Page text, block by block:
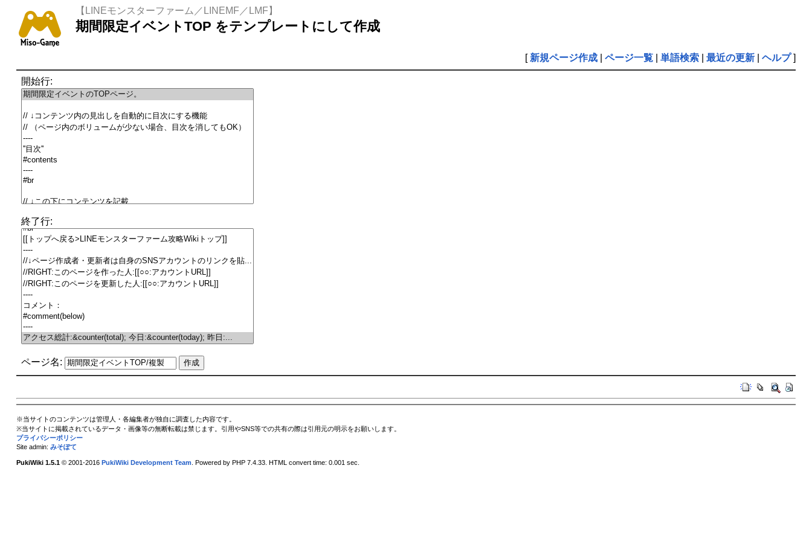
【LINEモンスターファーム／LINEMF／LMF】
期間限定イベントTOP をテンプレートにして作成
[ 新規ページ作成 |ページ一覧 |単語検索 |最近の更新 |ヘルプ]
開始行:
終了行:
ページ名:
※当サイトのコンテンツは管理人・各編集者が独自に調査した内容です。
※当サイトに掲載されているデータ・画像等の無断転載は禁じます。引用やSNS等での共有の際は引用元の明示をお願いします。
プライバシーポリシー
Site admin: みそぽて
PukiWiki 1.5.1© 2001-2016 PukiWiki Development Team . Powered by PHP 7.4.33. HTML convert time: 0.001 sec.